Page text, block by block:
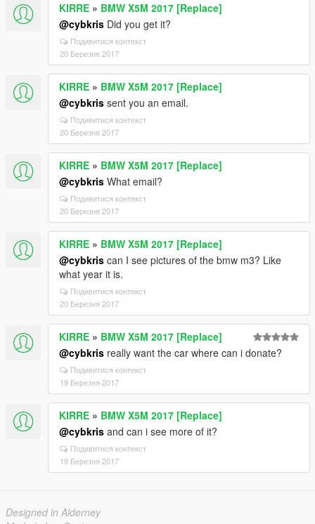
KIRRE » BMW X5M 2017 [Replace]
@cybkris Did you get it?
Подивитися контекст
20 Березня 2017
KIRRE » BMW X5M 2017 [Replace]
@cybkris sent you an email.
Подивитися контекст
20 Березня 2017
KIRRE » BMW X5M 2017 [Replace]
@cybkris What email?
Подивитися контекст
20 Березня 2017
KIRRE » BMW X5M 2017 [Replace]
@cybkris can I see pictures of the bmw m3? Like
what year it is.
Подивитися контекст
20 Березня 2017
KIRRE » BMW X5M 2017 [Replace]
@cybkris really want the car where can i donate?
Подивитися контекст
19 Березня 2017
KIRRE » BMW X5M 2017 [Replace]
@cybkris and can i see more of it?
Подивитися контекст
19 Березня 2017
Designed in Alderney